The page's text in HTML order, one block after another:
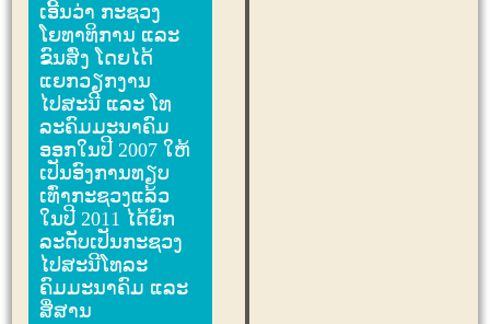
ເອີ້ນວ່າ ກະຊວງ
ໂຍທາທິການ ແລະ
ຂົນສົ່ງ ໂດຍໄດ້
ແຍກວຽກງານ
ໄປສະນີ ແລະ ໂທ
ລະຄົມມະນາຄົມ
ອອກໃນປີ 2007 ໃຫ້
ເປັນອົງການທຽບ
ເທົ່າກະຊວງແລ້ວ
ໃນປີ 2011 ໄດ້ຍົກ
ລະດັບເປັນກະຊວງ
ໄປສະນີໂທລະ
ຄົມມະນາຄົມ ແລະ
ສື່ສານ